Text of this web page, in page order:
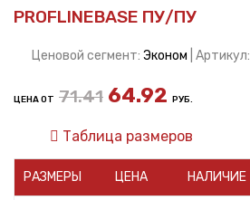
PROFLINEBASE ПУ/ПУ
Ценовой сегмент: Эконом | Артикул:
ЦЕНА ОТ 71.41 64.92 РУБ.
Таблица размеров
РАЗМЕРЫ ЦЕНА НАЛИЧИЕ